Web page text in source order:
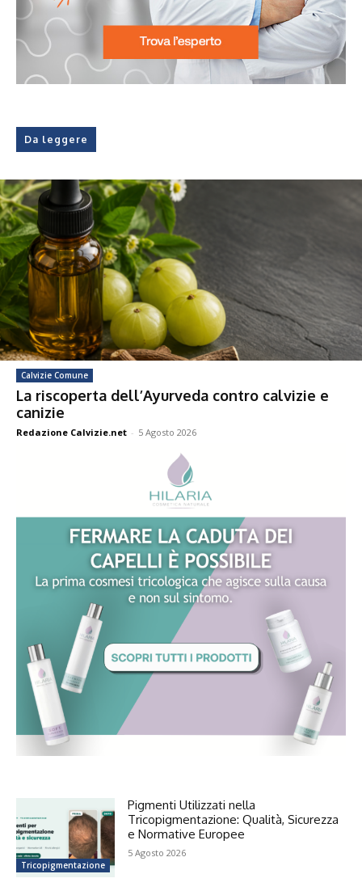
Da leggere
Calvizie Comune
La riscoperta dell’Ayurveda contro calvizie e
canizie
Redazione Calvizie.net - 5 Agosto 2026
Tricopigmentazione
Pigmenti Utilizzati nella
Tricopigmentazione: Qualità, Sicurezza
e Normative Europee
5 Agosto 2026